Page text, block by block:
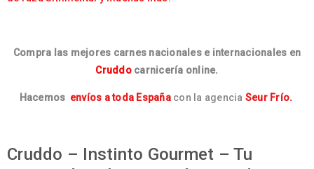
Compra las mejores carnes nacionales e internacionales en
Cruddo carnicería online.
Hacemos envíos a toda Españacon la agencia Seur Frío.
Cruddo – Instinto Gourmet – Tu